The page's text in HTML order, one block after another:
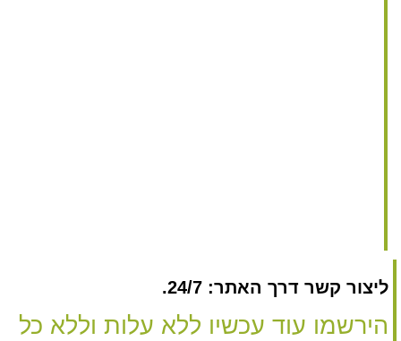
ליצור קשר דרך האתר: 24/7.
הירשמו עוד עכשיו ללא עלות וללא כל